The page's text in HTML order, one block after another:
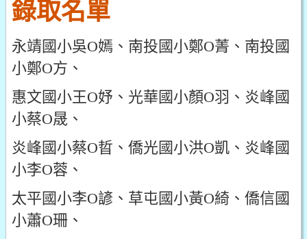
錄取名單
永靖國小吳O嫣、南投國小鄭O菁、南投國
小鄭O方、
惠文國小王O妤、光華國小顏O羽、炎峰國
小蔡O晟、
炎峰國小蔡O晢、僑光國小洪O凱、炎峰國
小李O蓉、
太平國小李O諺、草屯國小黃O綺、僑信國
小蕭O珊、